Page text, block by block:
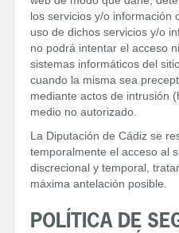
los servicios y/o información
uso de dichos servicios y/o
no podrá intentar el acceso
sistemas informáticos del
cuando la misma sea
mediante actos de intrusión
medio no autorizado.
La Diputación de Cádiz se
temporalmente el acceso al
discrecional y temporal,
máxima antelación posible.
POLÍTICA DE